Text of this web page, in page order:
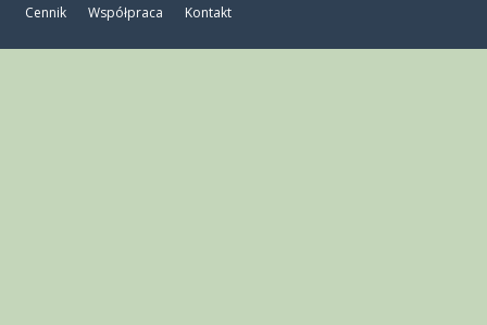
Cennik
Współpraca Kontakt